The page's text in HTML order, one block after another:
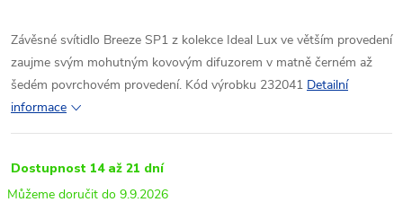
Závěsné svítidlo Breeze SP1 z kolekce Ideal Lux ve větším provedení
zaujme svým mohutným kovovým difuzorem v matně černém až
šedém povrchovém provedení. Kód výrobku 232041 Detailní
informace
Dostupnost 14 až 21 dní
9.9.2026